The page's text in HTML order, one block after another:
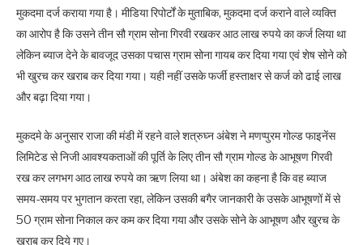
मुकदमा दर्ज कराया गया है। मीडिया रिपोर्टों के मुताबिक, मुकदमा दर्ज कराने वाले व्यक्ति
का आरोप है कि उसने तीन सौ ग्राम सोना गिरवी रखकर आठ लाख रुपये का कर्ज लिया था
लेकिन ब्याज देने के बावजूद उसका पचास ग्राम सोना गायब कर दिया गया एवं शेष सोने को
भी खुरच कर खराब कर दिया गया। यही नहीं उसके फर्जी हस्ताक्षर से कर्ज को ढाई लाख
और बढ़ा दिया गया।
मुकदमे के अनुसार राजा की मंडी में रहने वाले शत्रुघ्न अंबेश ने मणप्पुरम गोल्ड फाइनेंस
लिमिटेड से निजी आवश्यकताओं की पूर्ति के लिए तीन सौ ग्राम गोल्ड के आभूषण गिरवी
रख कर लगभग आठ लाख रुपये का ऋण लिया था। अंबेश का कहना है कि वह ब्याज
समय-समय पर भुगतान करता रहा, लेकिन उसकी बगैर जानकारी के उसके आभूषणों में से
50 ग्राम सोना निकाल कर कम कर दिया गया और उसके सोने के आभूषण और खुरच के
खराब कर दिये गए।